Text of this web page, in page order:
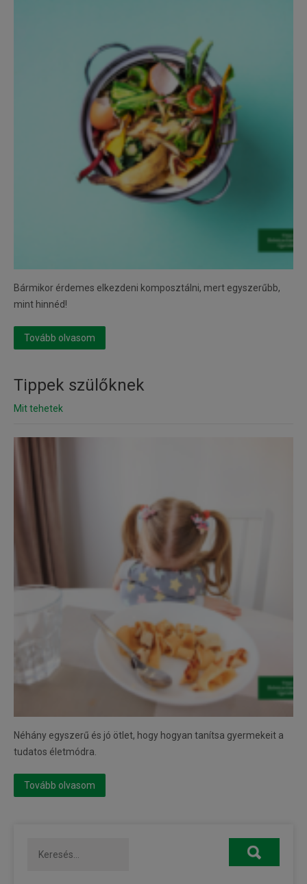
Bármikor érdemes elkezdeni komposztálni, mert egyszerűbb,
mint hinnéd!
Tovább olvasom
Tippek szülőknek
Mit tehetek
Néhány egyszerű és jó ötlet, hogy hogyan tanítsa gyermekeit a
tudatos életmódra.
Tovább olvasom